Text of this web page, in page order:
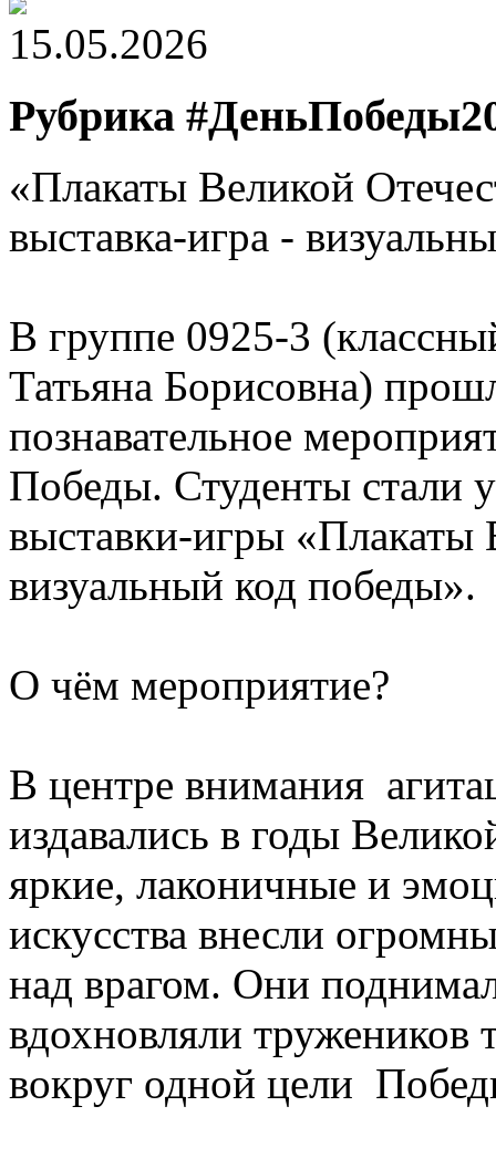
15.05.2026
Рубрика
«Плакаты Великой
выставка-игра -
В группе 0925-3
Татьяна Борисовна)
познавательное
Победы. Студенты стали
выставки-игры «Плакаты
визуальный код победы».
О чём мероприятие?
В центре внимания
издавались в годы
яркие, лаконичные и
искусства внесли
над врагом. Они
вдохновляли тружеников
вокруг одной цели